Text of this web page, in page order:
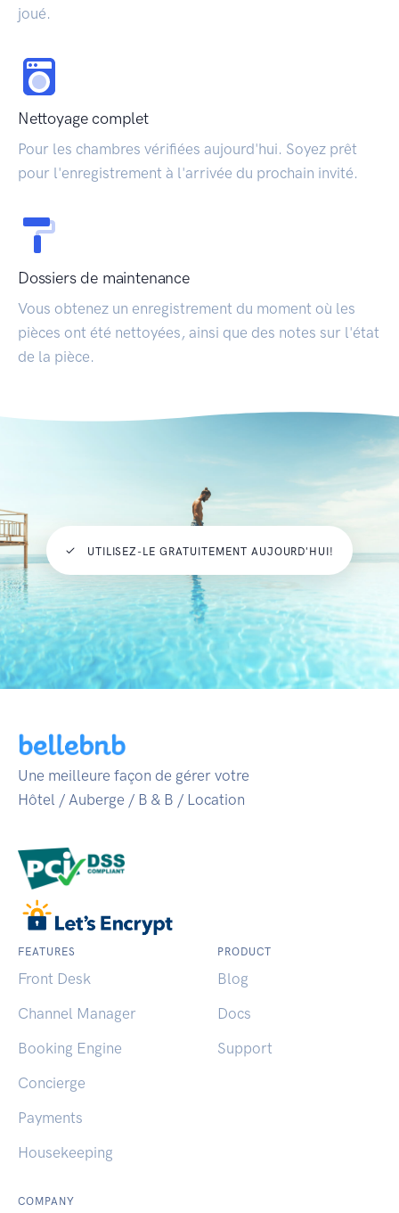
joué.
Nettoyage complet
Pour les chambres vérifiées aujourd'hui. Soyez prêt
pour l'enregistrement à l'arrivée du prochain invité.
Dossiers de maintenance
Vous obtenez un enregistrement du moment où les
pièces ont été nettoyées, ainsi que des notes sur l'état
de la pièce.
UTILISEZ-LE GRATUITEMENT AUJOURD'HUI!
Une meilleure façon de gérer votre
Hôtel / Auberge / B & B / Location
FEATURES
Front Desk
Channel Manager
Booking Engine
Concierge
Payments
Housekeeping
PRODUCT
Blog
Docs
Support
COMPANY